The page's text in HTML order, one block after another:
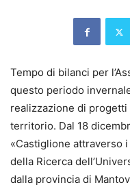
Tempo di bilanci per
questo periodo
realizzazione di
territorio. Dal 18
«Castiglione attraverso
della Ricerca
dalla provincia di